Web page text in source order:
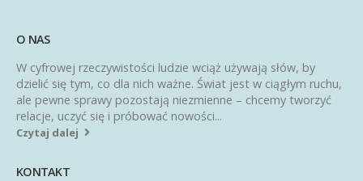
O NAS
W cyfrowej rzeczywistości ludzie wciąż używają słów, by
dzielić się tym, co dla nich ważne. Świat jest w ciągłym ruchu,
ale pewne sprawy pozostają niezmienne – chcemy tworzyć
relacje, uczyć się i próbować nowości...
Czytaj dalej
KONTAKT